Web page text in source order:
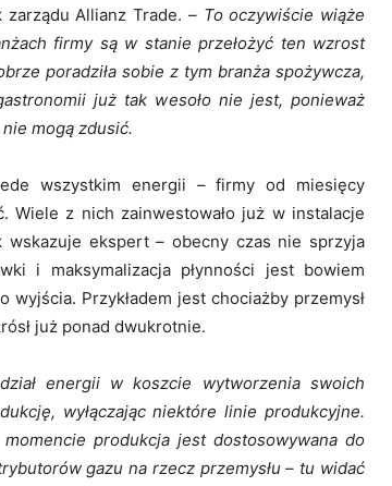
zarządu Allianz Trade. – To oczywiście wiąże
firmy są w stanie przełożyć ten wzrost
poradziła sobie z tym branża spożywcza,
już tak wesoło nie jest, ponieważ
mogą zdusić.
wszystkim energii – firmy od miesięcy
Wiele z nich zainwestowało już w instalacje
wskazuje ekspert – obecny czas nie sprzyja
i maksymalizacja płynności jest bowiem
Przykładem jest chociażby przemysł
już ponad dwukrotnie.
energii w koszcie wytworzenia swoich
wyłączając niektóre linie produkcyjne.
produkcja jest dostosowywana do
gazu na rzecz przemysłu – tu widać